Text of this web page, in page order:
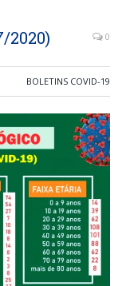
2020) 0
BOLETINS COVID-19